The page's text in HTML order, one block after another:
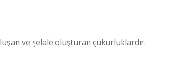
ve şelale oluşturan çukurluklardır.